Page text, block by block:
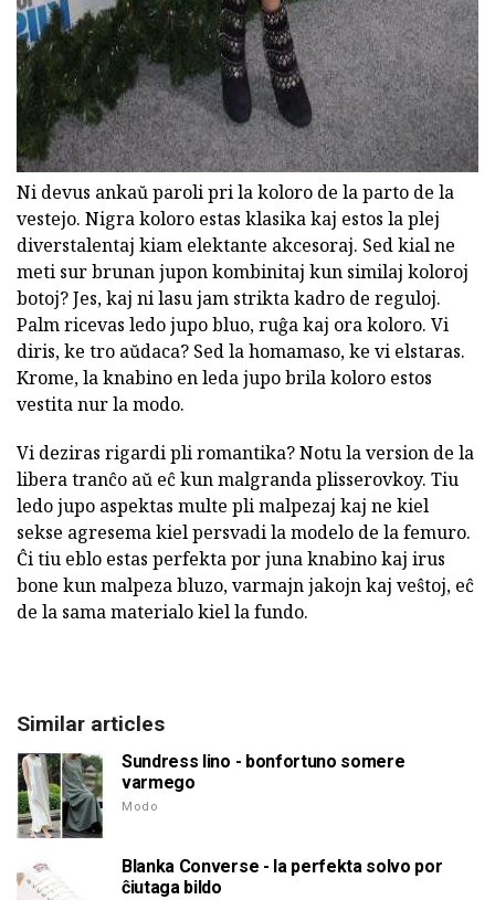
Ni devus ankaŭ paroli pri la koloro de la parto de la
vestejo. Nigra koloro estas klasika kaj estos la plej
diverstalentaj kiam elektante akcesoraj. Sed kial ne
meti sur brunan jupon kombinitaj kun similaj koloroj
botoj? Jes, kaj ni lasu jam strikta kadro de reguloj.
Palm ricevas ledo jupo bluo, ruĝa kaj ora koloro. Vi
diris, ke tro aŭdaca? Sed la homamaso, ke vi elstaras.
Krome, la knabino en leda jupo brila koloro estos
vestita nur la modo.
Vi deziras rigardi pli romantika? Notu la version de la
libera tranĉo aŭ eĉ kun malgranda plisserovkoy. Tiu
ledo jupo aspektas multe pli malpezaj kaj ne kiel
sekse agresema kiel persvadi la modelo de la femuro.
Ĉi tiu eblo estas perfekta por juna knabino kaj irus
bone kun malpeza bluzo, varmajn jakojn kaj veŝtoj, eĉ
de la sama materialo kiel la fundo.
Similar articles
Sundress lino - bonfortuno somere
varmego
Modo
Blanka Converse - la perfekta solvo por
ĉiutaga bildo